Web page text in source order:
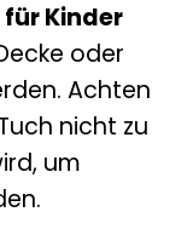
Kinder
oder
Achten
nicht zu
um